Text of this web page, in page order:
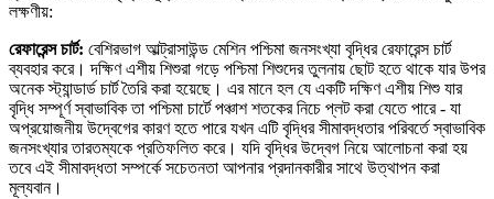
লক্ষণীয়:
রেফারেন্স চার্ট: বেশিরভাগ আল্ট্রাসাউন্ড মেশিন পশ্চিমা জনসংখ্যা বৃদ্ধির রেফারেন্স চার্ট
ব্যবহার করে। দক্ষিণ এশীয় শিশুরা গড়ে পশ্চিমা শিশুদের তুলনায় ছোট হতে থাকে যার উপর
অনেক স্ট্যান্ডার্ড চার্ট তৈরি করা হয়েছে। এর মানে হল যে একটি দক্ষিণ এশীয় শিশু যার
বৃদ্ধি সম্পূর্ণ স্বাভাবিক তা পশ্চিমা চার্টে পঞ্চাশ শতকের নিচে প্লট করা যেতে পারে - যা
অপ্রয়োজনীয় উদ্বেগের কারণ হতে পারে যখন এটি বৃদ্ধির সীমাবদ্ধতার পরিবর্তে স্বাভাবিক
জনসংখ্যার তারতম্যকে প্রতিফলিত করে। যদি বৃদ্ধির উদ্বেগ নিয়ে আলোচনা করা হয়
তবে এই সীমাবদ্ধতা সম্পর্কে সচেতনতা আপনার প্রদানকারীর সাথে উত্থাপন করা
মূল্যবান।